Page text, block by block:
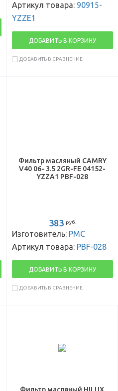
Артикул товара: 90915-
YZZE1
ДОБАВИТЬ В КОРЗИНУ
ДОБАВИТЬ В СРАВНЕНИЕ
Фильтр масляный CAMRY
V40 06- 3.5 2GR-FE 04152-
YZZA1 PBF-028
383 руб.
Изготовитель: PMC
Артикул товара: PBF-028
ДОБАВИТЬ В КОРЗИНУ
ДОБАВИТЬ В СРАВНЕНИЕ